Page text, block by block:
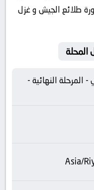
طلائع الجيش و غزل
المحلة
المرحلة النهائية -